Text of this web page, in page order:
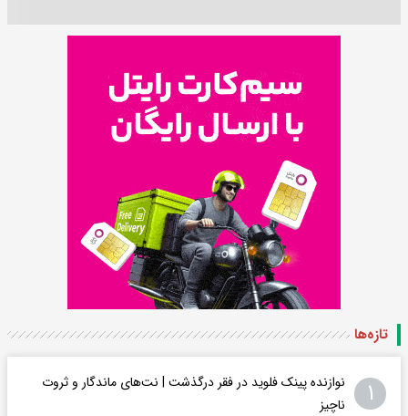
تازه‌ها
۱
نوازنده پینک فلوید در فقر درگذشت | نت‌های ماندگار و ثروت
ناچیز